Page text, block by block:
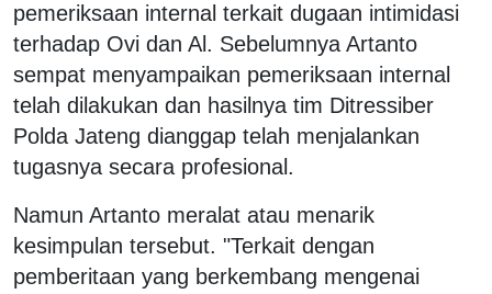
pemeriksaan internal terkait dugaan intimidasi
terhadap Ovi dan Al. Sebelumnya Artanto
sempat menyampaikan pemeriksaan internal
telah dilakukan dan hasilnya tim Ditressiber
Polda Jateng dianggap telah menjalankan
tugasnya secara profesional.
Namun Artanto meralat atau menarik
kesimpulan tersebut. "Terkait dengan
pemberitaan yang berkembang mengenai